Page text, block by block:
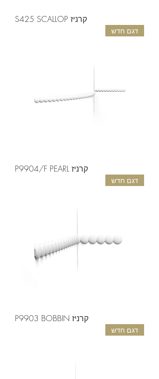
קרניז S425 SCALLOP
דגם חדש
קרניז P9904/F PEARL
דגם חדש
קרניז P9903 BOBBIN
דגם חדש